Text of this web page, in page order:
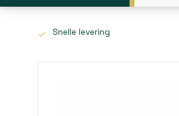
Snelle levering